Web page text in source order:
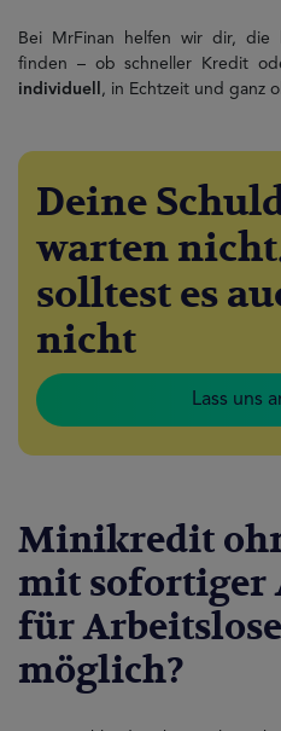
Bei MrFinan helfen wir dir, die
finden – ob schneller Kredit
individuell , in Echtzeit und ganz
Deine
warten
solltest es
nicht
Lass uns
Minikredit
mit sofortiger
für
möglich?